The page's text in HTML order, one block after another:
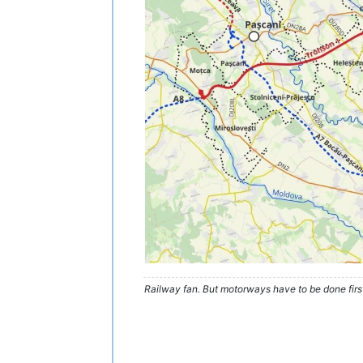
Railway fan. But motorways have to be done